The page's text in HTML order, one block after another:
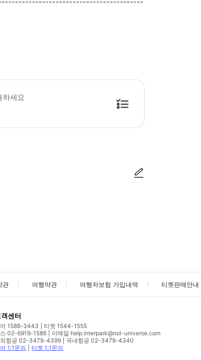
옵션에 따라 소요 시간이 다를 수 있으니, 예약 시 확인 부탁드립니다.)
하세요
관 여행약관 여행자보험 가입내역 티켓판매안내
객센터
1588-3443
티켓 1544-1555
02-6919-1586
이메일 help.interpark@nol-universe.com
항공 02-3479-4399
국내항공 02-3479-4340
1:1문의
티켓 1:1문의